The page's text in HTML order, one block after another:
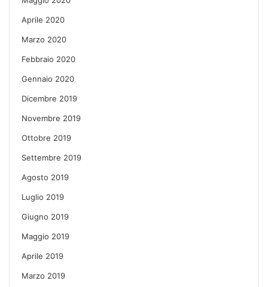
Aprile 2020
Marzo 2020
Febbraio 2020
Gennaio 2020
Dicembre 2019
Novembre 2019
Ottobre 2019
Settembre 2019
Agosto 2019
Luglio 2019
Giugno 2019
Maggio 2019
Aprile 2019
Marzo 2019